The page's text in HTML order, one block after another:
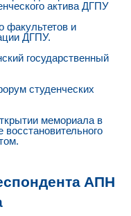
актива ДГПУ
факультетов и
ДГПУ.
государственный
студенческих
мемориала в
АПН